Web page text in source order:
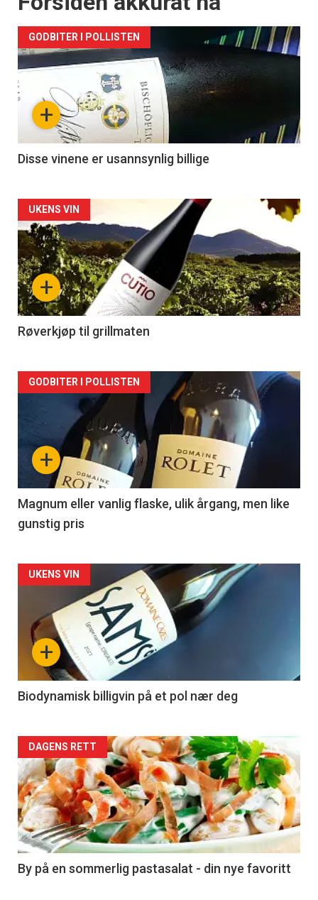
+
GODBITER I POLLISTEN
Disse vinene er usannsynlig billige
Forsiden
akkurat
nå
-
2
+
UKENS VIN
Røverkjøp til grillmaten
Forsiden
akkurat
nå
3
+
GODBITER I POLLISTEN
Magnum eller vanlig flaske, ulik årgang, men like
gunstig pris
Forsiden
akkurat
nå
4
+
UKENS VIN
Biodynamisk billigvin på et pol nær deg
Forsiden
akkurat
nå
-
5
DAGENS RETT
By på en sommerlig pastasalat - din nye favoritt